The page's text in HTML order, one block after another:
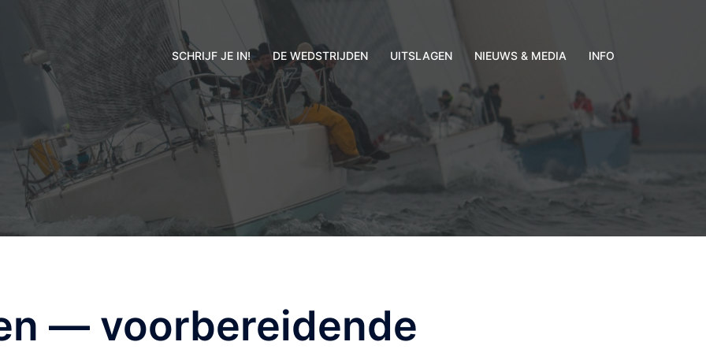
SCHRIJF JE IN! DE WEDSTRIJDEN UITSLAGEN NIEUWS & MEDIA INFO
— voorbereidende